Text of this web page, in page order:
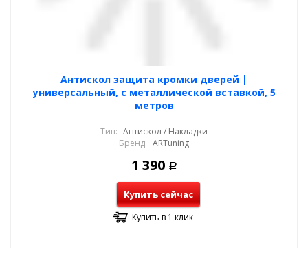
Антискол защита кромки дверей |
универсальный, с металлической вставкой, 5
метров
Тип: Антискол / Накладки
Бренд: ARTuning
1 390 Р
Купить сейчас
Купить в 1 клик